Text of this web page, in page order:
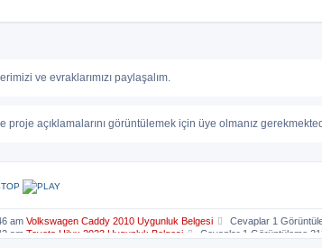
ve evraklarımızı paylaşalım.
açıklamalarını görüntülemek için üye olmanız
am Volkswagen Caddy 2010 Uygunluk Belgesi
S
o
Cevaplar 1
am Toyota Hilux 2023 Uygunluk Belgesi
SCevaplar 1 Görüntüleme